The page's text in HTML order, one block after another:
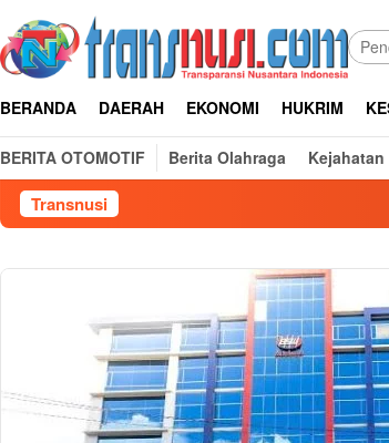
BERANDA DAERAH EKONOMI HUKRIM
BERITA OTOMOTIF Berita Olahraga Kejahatan
Transnusi